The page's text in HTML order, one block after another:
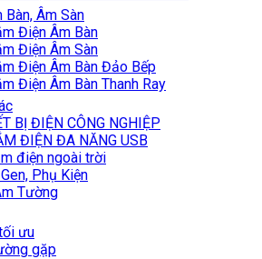
Bàn, Âm Sàn
Điện Âm Bàn
Điện Âm Sàn
Điện Âm Bàn Đảo Bếp
Điện Âm Bàn Thanh Ray
BỊ ĐIỆN CÔNG NGHIỆP
ĐIỆN ĐA NĂNG USB
điện ngoài trời
Phụ Kiện
Tường
ưu
gặp